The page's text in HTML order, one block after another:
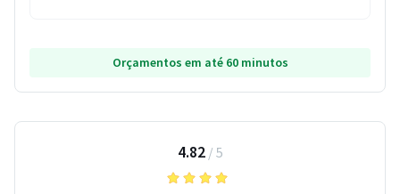
Orçamentos em até 60 minutos
4.82/ 5